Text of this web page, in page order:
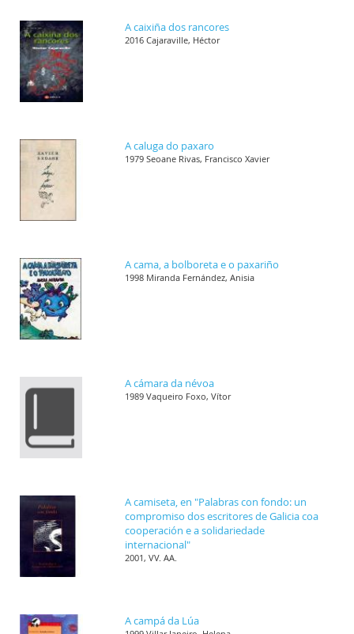
A caixiña dos rancores
2016 Cajaraville, Héctor
A caluga do paxaro
1979 Seoane Rivas, Francisco Xavier
A cama, a bolboreta e o paxariño
1998 Miranda Fernández, Anisia
A cámara da névoa
1989 Vaqueiro Foxo, Vítor
A camiseta, en "Palabras con fondo: un
compromiso dos escritores de Galicia coa
cooperación e a solidariedade
internacional"
2001, VV. AA.
A campá da Lúa